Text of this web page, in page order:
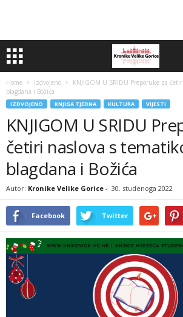
Home Izdvojeno
KNJIGOM U SRIDU Preporuke za
blagdana i Božića
IZDVOJENO KNJIGA TJEDNA KULTURA VIJESTI
KNJIGOM U SRIDU
četiri naslova s
blagdana i Božića
Autor: Kronike Velike Gorice - 30. studenoga 2022
Facebook Twitter